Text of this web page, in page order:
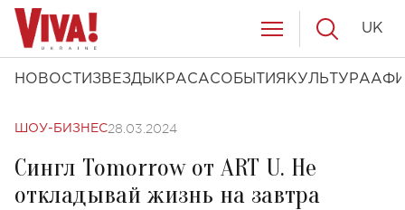
НОВОСТИ ЗВЕЗДЫ КРАСАСОБЫТИЯ КУЛЬТУРА
UK
ШОУ-БИЗНЕС28.03.2024
Сингл Tomorrow от ART U. Не
откладывай жизнь на завтра